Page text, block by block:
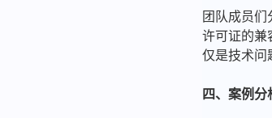
团队成员
许可证的兼
仅是技术问
四、案例分